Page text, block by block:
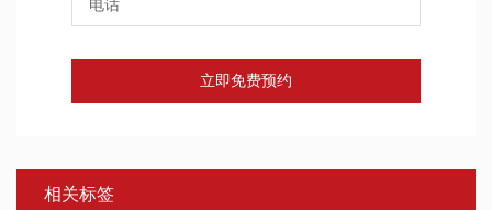
立即免费预约
相关标签